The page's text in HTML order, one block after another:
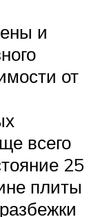
и
от
всего
25
плиты